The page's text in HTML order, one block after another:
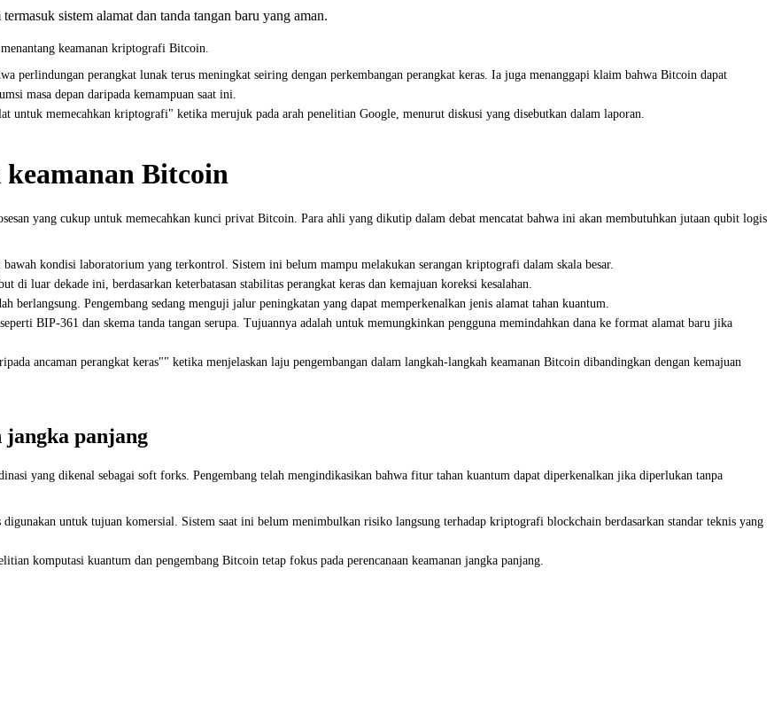
sistem alamat dan tanda tangan baru yang aman.
keamanan kriptografi Bitcoin.
perlindungan perangkat lunak terus meningkat seiring dengan perkembangan perangkat keras. Ia juga menanggapi klaim bahwa Bitcoin dapat
masa depan daripada kemampuan saat ini.
untuk memecahkan kriptografi" ketika merujuk pada arah penelitian Google, menurut diskusi yang disebutkan dalam laporan.
Bitcoin
yang cukup untuk memecahkan kunci privat Bitcoin. Para ahli yang dikutip dalam debat mencatat bahwa ini akan membutuhkan jutaan qubit logis
kondisi laboratorium yang terkontrol. Sistem ini belum mampu melakukan serangan kriptografi dalam skala besar.
di luar dekade ini, berdasarkan keterbatasan stabilitas perangkat keras dan kemajuan koreksi kesalahan.
berlangsung. Pengembang sedang menguji jalur peningkatan yang dapat memperkenalkan jenis alamat tahan kuantum.
BIP-361 dan skema tanda tangan serupa. Tujuannya adalah untuk memungkinkan pengguna memindahkan dana ke format alamat baru jika
ancaman perangkat keras"" ketika menjelaskan laju pengembangan dalam langkah-langkah keamanan Bitcoin dibandingkan dengan kemajuan
jangka panjang
yang dikenal sebagai soft forks. Pengembang telah mengindikasikan bahwa fitur tahan kuantum dapat diperkenalkan jika diperlukan tanpa
untuk tujuan komersial. Sistem saat ini belum menimbulkan risiko langsung terhadap kriptografi blockchain berdasarkan standar teknis yang
komputasi kuantum dan pengembang Bitcoin tetap fokus pada perencanaan keamanan jangka panjang.